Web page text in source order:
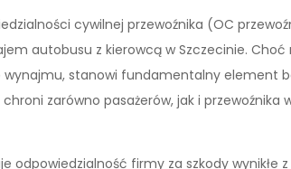
cywilnej przewoźnika (OC
autobusu z kierowcą w Szczecinie. Choć
wynajmu, stanowi fundamentalny element
zarówno pasażerów, jak i przewoźnika
odpowiedzialność firmy za szkody wynikłe